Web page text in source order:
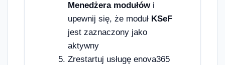
Menedżera modułówi
upewnij się, że moduł KSeF
jest zaznaczony jako
aktywny
Zrestartuj usługę enova365